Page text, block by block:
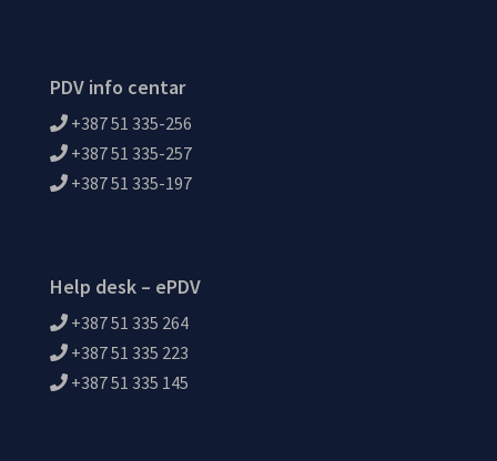
PDV info centar
+387 51 335-256
+387 51 335-257
+387 51 335-197
Help desk – ePDV
+387 51 335 264
+387 51 335 223
+387 51 335 145